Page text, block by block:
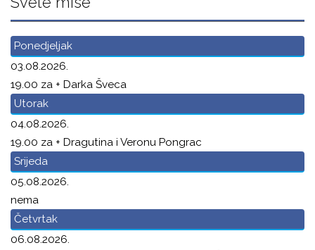
Ponedjeljak
03.08.2026.
19.00 za + Darka Šveca
Utorak
04.08.2026.
19.00 za + Dragutina i Veronu Pongrac
Srijeda
05.08.2026.
nema
Četvrtak
06.08.2026.